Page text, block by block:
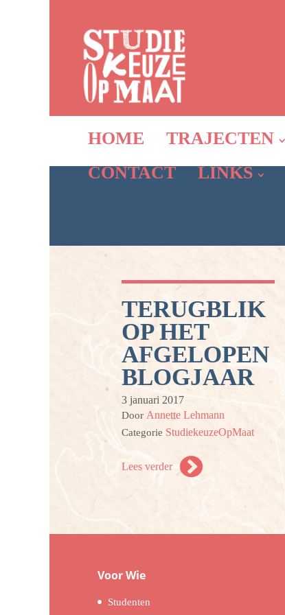
HOME TRAJECTEN
CONTACT
LINKS
TERUGBLIK
OP HET
AFGELOPEN
BLOGJAAR
3 januari 2017
Door Annette Lehmann
Categorie StudiekeuzeOpMaat
Lees verder
Voor Wie
Studenten